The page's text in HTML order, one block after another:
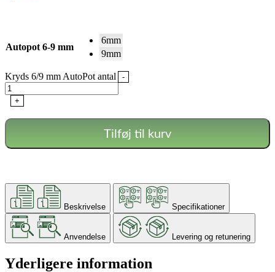
Autopot 6-9 mm
6mm
9mm
Kryds 6/9 mm AutoPot antal -
+
Tilføj til kurv
Beskrivelse Specifikationer
Anvendelse Levering og retunering
Yderligere information